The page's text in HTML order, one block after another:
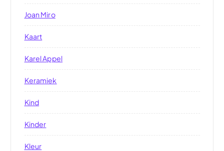
Joan Miro
Kaart
Karel Appel
Keramiek
Kind
Kinder
Kleur